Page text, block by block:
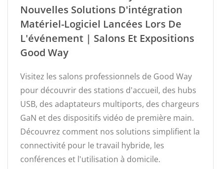
Nouvelles Solutions D'intégration
Matériel-Logiciel Lancées Lors De
L'événement | Salons Et Expositions
Good Way
Visitez les salons professionnels de Good Way
pour découvrir des stations d'accueil, des hubs
USB, des adaptateurs multiports, des chargeurs
GaN et des dispositifs vidéo de première main.
Découvrez comment nos solutions simplifient la
connectivité pour le travail hybride, les
conférences et l'utilisation à domicile.